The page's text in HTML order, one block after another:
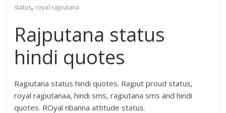
status, royal rajputana
Rajputana status
hindi quotes
Rajputana status hindi quotes. Rajput proud status,
royal rajputanaa, hindi sms, rajputana sms and hindi
quotes. ROyal nbanna attitude status.